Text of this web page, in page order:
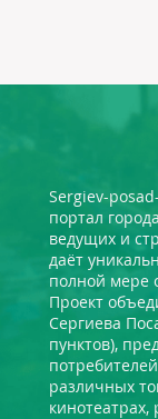
Sergiev-
портал
ведущих и
даёт
полной мере
Проект
Сергиева
пунктов),
различных